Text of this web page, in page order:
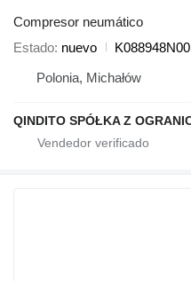
Compresor neumático
Estado nuevo
K088948N00
Polonia, Michałów